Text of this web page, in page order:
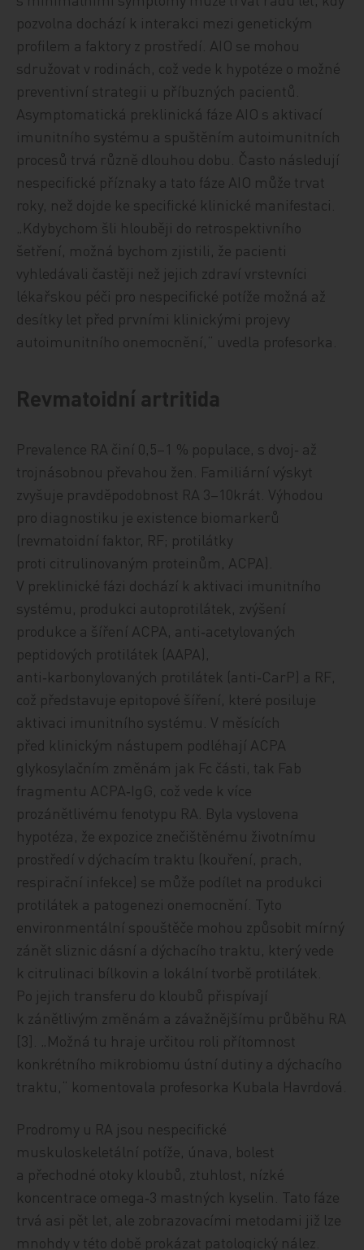
pozvolna dochází k interakci mezi genetickým
profilem a faktory z prostředí. AIO se mohou
sdružovat v rodinách, což vede k hypotéze o možné
preventivní strategii u příbuzných pacientů.
Asymptomatická preklinická fáze AIO s aktivací
imunitního systému a spuštěním autoimunitních
procesů trvá různě dlouhou dobu. Často následují
nespecifické příznaky a tato fáze AIO může trvat
roky, než dojde ke specifické klinické manifestaci.
„Kdybychom šli hlouběji do retrospektivního
šetření, možná bychom zjistili, že pacienti
vyhledávali častěji než jejich zdraví vrstevníci
lékařskou péči pro nespecifické potíže možná až
desítky let před prvními klinickými projevy
autoimunitního onemocnění,“ uvedla profesorka.
Revmatoidní artritida
Prevalence RA činí 0,5–1 % populace, s dvoj‑ až
trojnásobnou převahou žen. Familiární výskyt
zvyšuje pravděpodobnost RA 3–10krát. Výhodou
pro diagnostiku je existence biomarkerů
(revmatoidní faktor, RF; protilátky
proti citrulinovaným proteinům, ACPA).
V preklinické fázi dochází k aktivaci imunitního
systému, produkci autoprotilátek, zvýšení
produkce a šíření ACPA, anti‑acetylovaných
peptidových protilátek (AAPA),
anti‑karbonylovaných protilátek (anti‑CarP) a RF,
což představuje epitopové šíření, které posiluje
aktivaci imunitního systému. V měsících
před klinickým nástupem podléhají ACPA
glykosylačním změnám jak Fc části, tak Fab
fragmentu ACPA‑IgG, což vede k více
prozánětlivému fenotypu RA. Byla vyslovena
hypotéza, že expozice znečištěnému životnímu
prostředí v dýchacím traktu (kouření, prach,
respirační infekce) se může podílet na produkci
protilátek a patogenezi onemocnění. Tyto
environmentální spouštěče mohou způsobit mírný
zánět sliznic dásní a dýchacího traktu, který vede
k citrulinaci bílkovin a lokální tvorbě protilátek.
Po jejich transferu do kloubů přispívají
k zánětlivým změnám a závažnějšímu průběhu RA
[3]. „Možná tu hraje určitou roli přítomnost
konkrétního mikrobiomu ústní dutiny a dýchacího
traktu,“ komentovala profesorka Kubala Havrdová.
Prodromy u RA jsou nespecifické
muskuloskeletální potíže, únava, bolest
a přechodné otoky kloubů, ztuhlost, nízké
koncentrace omega‑3 mastných kyselin. Tato fáze
trvá asi pět let, ale zobrazovacími metodami již lze
mnohdy v této době prokázat patologický nález.